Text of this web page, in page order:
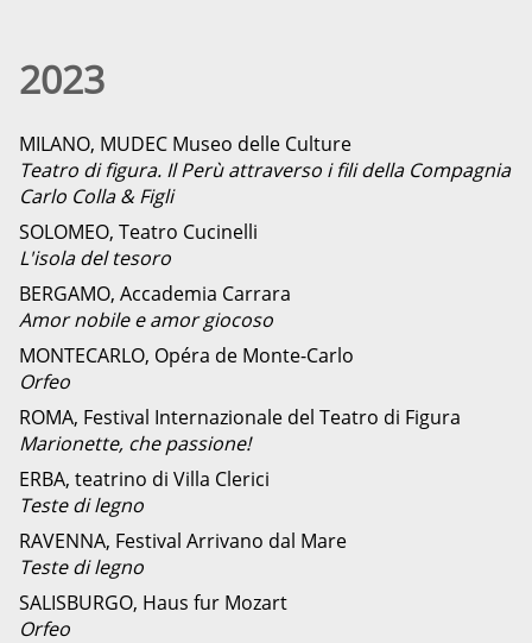
2023
MILANO, MUDEC Museo delle Culture
Teatro di figura. Il Perù attraverso i fili della Compagnia
Carlo Colla & Figli
SOLOMEO, Teatro Cucinelli
L'isola del tesoro
BERGAMO, Accademia Carrara
Amor nobile e amor giocoso
MONTECARLO, Opéra de Monte-Carlo
Orfeo
ROMA, Festival Internazionale del Teatro di Figura
Marionette, che passione!
ERBA, teatrino di Villa Clerici
Teste di legno
RAVENNA, Festival Arrivano dal Mare
Teste di legno
SALISBURGO, Haus fur Mozart
Orfeo